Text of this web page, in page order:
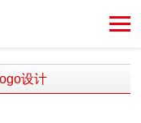
力！
设计